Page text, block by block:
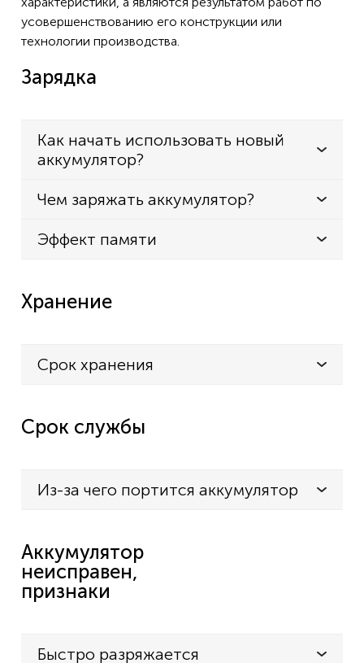
усовершенствованию его конструкции или
технологии производства.
Зарядка
Как начать использовать новый
аккумулятор?
Чем заряжать аккумулятор?
Эффект памяти
Хранение
Срок хранения
Срок службы
Из-за чего портится аккумулятор
Аккумулятор
неисправен,
признаки
Быстро разряжается